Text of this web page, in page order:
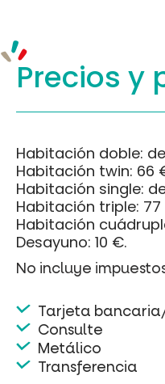
Precios y
Habitación doble:
Habitación twin: 66
Habitación single:
Habitación triple:
Habitación
Desayuno: 10 €.
No incluye
Tarjeta
Consulte
Metálico
Transferencia